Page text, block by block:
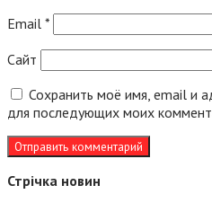
Email *
Сайт
Сохранить моё имя, email и
для последующих моих
Стрічка новин